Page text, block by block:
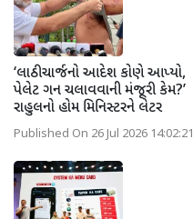
‘લાઠીચાર્જનો આદેશ કોણે આપ્યો,
પેલેટ ગન ચલાવવાની મંજૂરી કેમ?’
રાહુલનો હોમ મિનિસ્ટરને લેટર
Published On 26 Jul 2026 14:02:21